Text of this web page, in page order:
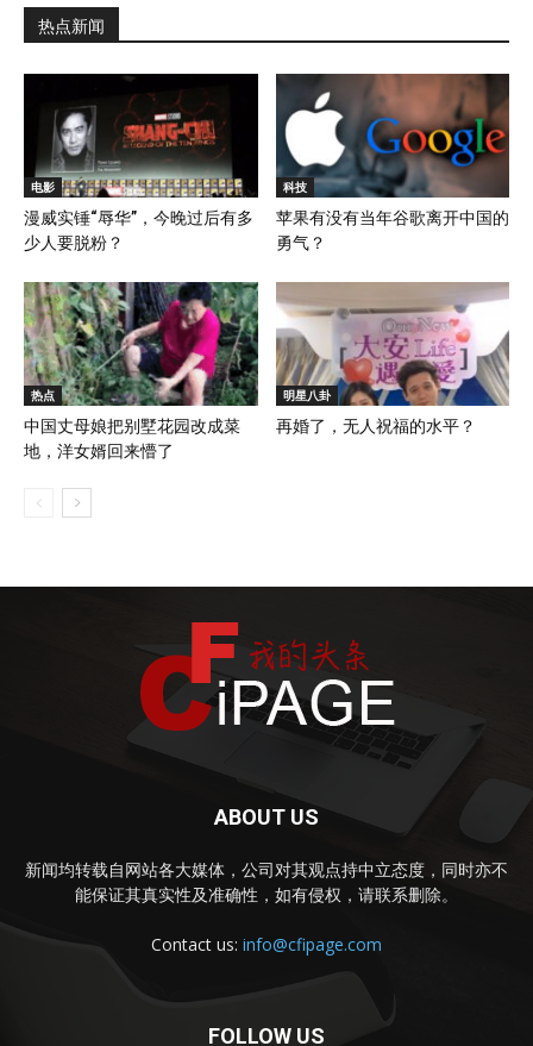
热点新闻
电影
漫威实锤“辱华”，今晚过后有多
少人要脱粉？
科技
苹果有没有当年谷歌离开中国的
勇气？
热点
中国丈母娘把别墅花园改成菜
地，洋女婿回来懵了
明星八卦
再婚了，无人祝福的水平？
ABOUT US
新闻均转载自网站各大媒体，公司对其观点持中立态度，同时亦不
能保证其真实性及准确性，如有侵权，请联系删除。
Contact us: info@cfipage.com
FOLLOW US